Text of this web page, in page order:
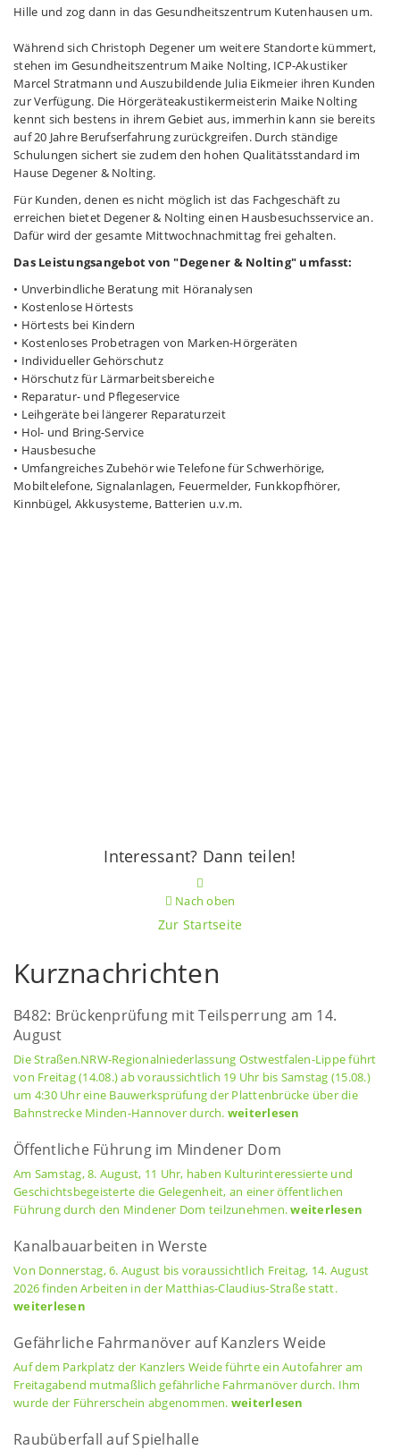
Hille und zog dann in das Gesundheitszentrum Kutenhausen um.
Während sich Christoph Degener um weitere Standorte kümmert,
stehen im Gesundheitszentrum Maike Nolting, ICP-Akustiker
Marcel Stratmann und Auszubildende Julia Eikmeier ihren Kunden
zur Verfügung. Die Hörgeräteakustikermeisterin Maike Nolting
kennt sich bestens in ihrem Gebiet aus, immerhin kann sie bereits
auf 20 Jahre Berufserfahrung zurückgreifen. Durch ständige
Schulungen sichert sie zudem den hohen Qualitätsstandard im
Hause Degener & Nolting.
Für Kunden, denen es nicht möglich ist das Fachgeschäft zu
erreichen bietet Degener & Nolting einen Hausbesuchsservice an.
Dafür wird der gesamte Mittwochnachmittag frei gehalten.
Das Leistungsangebot von "Degener & Nolting" umfasst:
• Unverbindliche Beratung mit Höranalysen
• Kostenlose Hörtests
• Hörtests bei Kindern
• Kostenloses Probetragen von Marken-Hörgeräten
• Individueller Gehörschutz
• Hörschutz für Lärmarbeitsbereiche
• Reparatur- und Pflegeservice
• Leihgeräte bei längerer Reparaturzeit
• Hol- und Bring-Service
• Hausbesuche
• Umfangreiches Zubehör wie Telefone für Schwerhörige,
Mobiltelefone, Signalanlagen, Feuermelder, Funkkopfhörer,
Kinnbügel, Akkusysteme, Batterien u.v.m.
Interessant? Dann teilen!
Nach oben
Zur Startseite
Kurznachrichten
B482: Brückenprüfung mit Teilsperrung am 14.
August
Die Straßen.NRW-Regionalniederlassung Ostwestfalen-Lippe führt
von Freitag (14.08.) ab voraussichtlich 19 Uhr bis Samstag (15.08.)
um 4:30 Uhr eine Bauwerksprüfung der Plattenbrücke über die
Bahnstrecke Minden-Hannover durch. weiterlesen
Öffentliche Führung im Mindener Dom
Am Samstag, 8. August, 11 Uhr, haben Kulturinteressierte und
Geschichtsbegeisterte die Gelegenheit, an einer öffentlichen
Führung durch den Mindener Dom teilzunehmen.weiterlesen
Kanalbauarbeiten in Werste
Von Donnerstag, 6. August bis voraussichtlich Freitag, 14. August
2026 finden Arbeiten in der Matthias-Claudius-Straße statt.
weiterlesen
Gefährliche Fahrmanöver auf Kanzlers Weide
Auf dem Parkplatz der Kanzlers Weide führte ein Autofahrer am
Freitagabend mutmaßlich gefährliche Fahrmanöver durch. Ihm
wurde der Führerschein abgenommen. weiterlesen
Raubüberfall auf Spielhalle